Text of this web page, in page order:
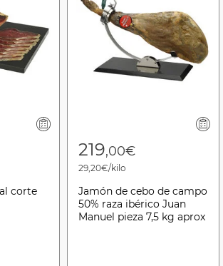
corte
219,00€
29,20€/kilo
Jamón de cebo de campo
50% raza ibérico Juan
Manuel pieza 7,5 kg aprox